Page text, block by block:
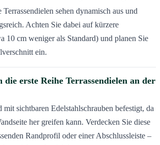
sehen dynamisch aus und
Achten Sie dabei auf kürzere
10 cm weniger als Standard) und planen Sie
ein.
die erste Reihe Terrassendielen an der
sichtbaren Edelstahlschrauben befestigt, da
her greifen kann. Verdecken Sie diese
Randprofil oder einer Abschlussleiste –